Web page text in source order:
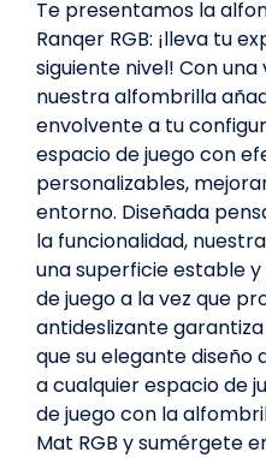
Te presentamos la
Ranqer RGB: ¡lleva tu
siguiente nivel! Con
nuestra alfombrilla
envolvente a tu
espacio de juego con
personalizables,
entorno. Diseñada
la funcionalidad,
una superficie estable
de juego a la vez que
antideslizante
que su elegante diseño
a cualquier espacio de
de juego con la
Mat RGB y sumérgete